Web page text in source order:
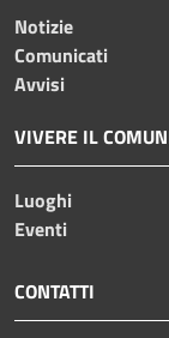
Notizie
Comunicati
Avvisi
VIVERE IL
Luoghi
Eventi
CONTATTI